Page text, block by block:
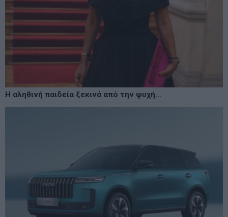
Η αληθινή παιδεία ξεκινά από την ψυχή…